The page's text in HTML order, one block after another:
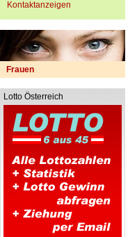
Kontaktanzeigen
Frauen
Lotto Österreich